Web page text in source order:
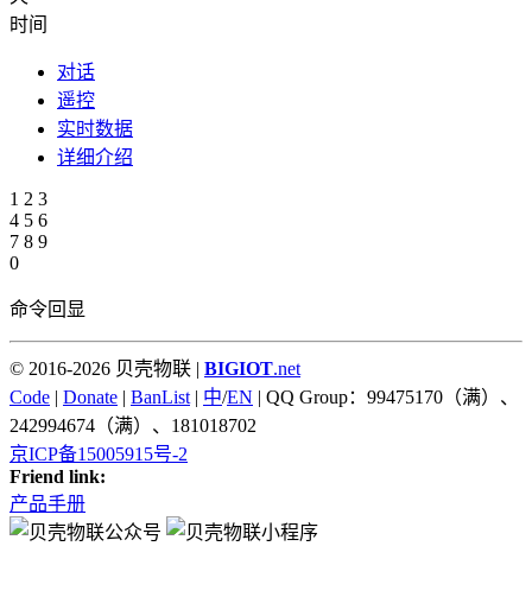
时间
对话
遥控
实时数据
详细介绍
1 2 3
4 5 6
7 8 9
0
命令回显
© 2016-2026 贝壳物联 | BIGIOT.net
Code | Donate | BanList | 中/EN | QQ Group：99475170（满）、
242994674（满）、181018702
京ICP备15005915号-2
Friend link:
产品手册